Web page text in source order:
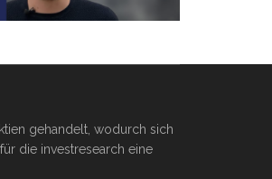
gehandelt, wodurch sich
die investresearch eine